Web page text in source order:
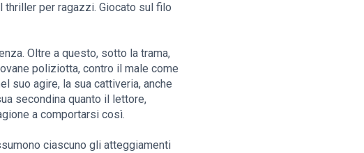
per ragazzi. Giocato sul filo
Oltre a questo, sotto la trama,
poliziotta, contro il male come
suo agire, la sua cattiveria, anche
secondina quanto il lettore,
a comportarsi così.
ciascuno gli atteggiamenti